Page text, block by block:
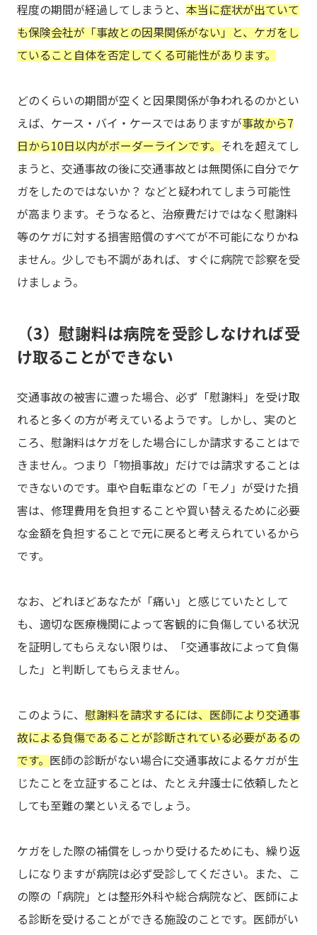
程度の期間が経過してしまうと、 本当に症状が出ていて
も保険会社が「事故との因果関係がない」と、ケガをし
ていること自体を否定してくる可能性があります。
どのくらいの期間が空くと因果関係が争われるのかとい
えば、ケース・バイ・ケースではありますが事故から7
日から10日以内がボーダーラインです。それを超えてし
まうと、交通事故の後に交通事故とは無関係に自分でケ
ガをしたのではないか？ などと疑われてしまう可能性
が高まります。そうなると、治療費だけではなく慰謝料
等のケガに対する損害賠償のすべてが不可能になりかね
ません。少しでも不調があれば、すぐに病院で診察を受
けましょう。
（3）慰謝料は病院を受診しなければ受
け取ることができない
交通事故の被害に遭った場合、必ず「慰謝料」を受け取
れると多くの方が考えているようです。しかし、実のと
ころ、慰謝料はケガをした場合にしか請求することはで
きません。つまり「物損事故」だけでは請求することは
できないのです。車や自転車などの「モノ」が受けた損
害は、修理費用を負担することや買い替えるために必要
な金額を負担することで元に戻ると考えられているから
です。
なお、どれほどあなたが「痛い」と感じていたとして
も、適切な医療機関によって客観的に負傷している状況
を証明してもらえない限りは、「交通事故によって負傷
した」と判断してもらえません。
このように、 慰謝料を請求するには、医師により交通事
故による負傷であることが診断されている必要があるの
です。医師の診断がない場合に交通事故によるケガが生
じたことを立証することは、たとえ弁護士に依頼したと
しても至難の業といえるでしょう。
ケガをした際の補償をしっかり受けるためにも、繰り返
しになりますが病院は必ず受診してください。また、こ
の際の「病院」とは整形外科や総合病院など、医師によ
る診断を受けることができる施設のことです。医師がい